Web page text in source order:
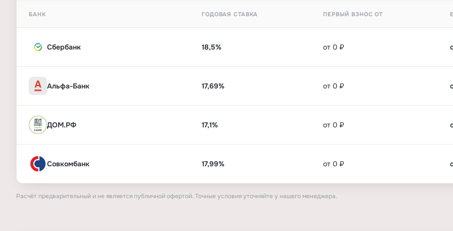
БАНК ГОДОВАЯ СТАВКА ПЕРВЫЙ ВЗНОС ОТ
Сбербанк 18,5% от 0 ₽
Альфа-Банк 17,69% от 0 ₽
ДОМ.РФ 17,1% от 0 ₽
Совкомбанк 17,99% от 0 ₽
Расчёт предварительный и не является публичной офертой. Точные условия уточняйте у нашего менеджера.